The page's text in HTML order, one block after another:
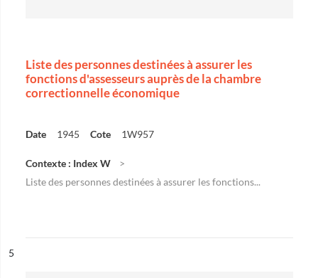
Liste des personnes destinées à assurer les
fonctions d'assesseurs auprès de la chambre
correctionnelle économique
Date 1945 Cote 1W957
Contexte : Index W
Liste des personnes destinées à assurer les fonctions...
n°
5